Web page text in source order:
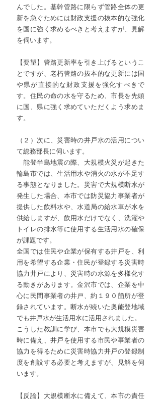
んでした。基幹管路に限らず管路全体の更
新を急ぐためには財政支援の抜本的な強化
を国に強く求めるべきと考えますが、見解
を伺います。
【要望】管路更新率を引き上げるというこ
とですが、老朽管路の抜本的な更新には国
や県が直接的な財政支援を強化すべきで
す。住民の命の水を守るため、市長を先頭
に国、県に強く求めていただくよう求めま
す。
（２）次に、災害時の井戸水の活用につい
て総務部長に伺います。
能登半島地震の際、大規模火災が起きた
輪島市では、生活用水や消火の水が不足す
る事態となりました。災害で大規模断水が
発生した場合、本市では防災協力事業者が
提供した飲料水や、水道局の給水車が水を
供給しますが、飲用水だけでなく、洗濯や
トイレの排水等に使用する生活用水の確保
が課題です。
全国では住民や企業が保有する井戸を、利
用を希望する企業・住民が登録する災害時
協力井戸により、災害時の水源を多様化す
る動きがあります。金沢市では、企業を中
心に民間事業者の井戸、約１９０箇所が登
録されています。断水が続いた奥能登地域
でも井戸水が生活用水に活用されました。
こうした教訓に学び、本市でも大規模災害
時に備え、井戸を使用する市民や事業者の
協力を得るために災害時協力井戸の登録制
度を創設する必要と考えますが、見解を伺
います。
【反論】大規模断水に備えて、本市の責任